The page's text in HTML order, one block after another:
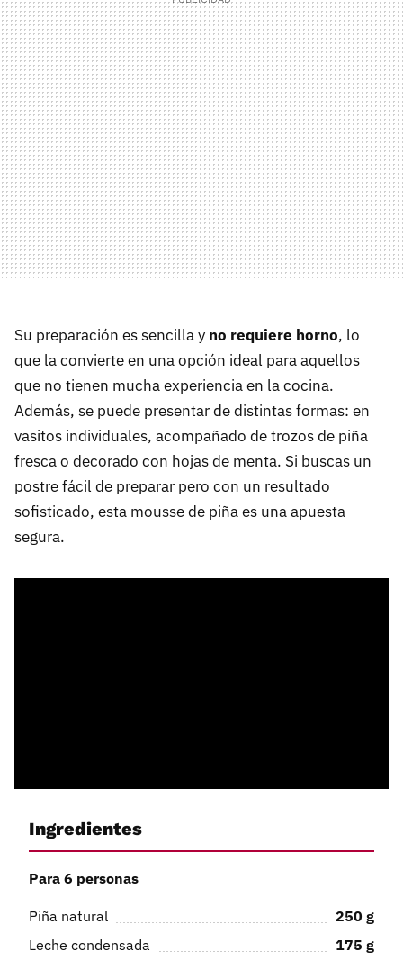
Su preparación es sencilla y no requiere horno, lo
que la convierte en una opción ideal para aquellos
que no tienen mucha experiencia en la cocina.
Además, se puede presentar de distintas formas: en
vasitos individuales, acompañado de trozos de piña
fresca o decorado con hojas de menta. Si buscas un
postre fácil de preparar pero con un resultado
sofisticado, esta mousse de piña es una apuesta
segura.
Ingredientes
Para 6 personas
Piña natural 250 g
Leche condensada
175 g